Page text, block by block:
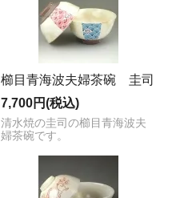
櫛目青海波夫婦茶碗 圭司
7,700円(税込)
清水焼の圭司の櫛目青海波夫
婦茶碗です。